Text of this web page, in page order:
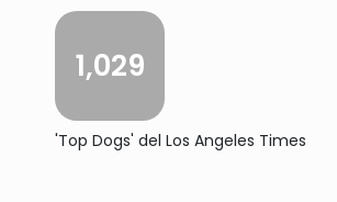
1,029
'Top Dogs' del Los Angeles Times